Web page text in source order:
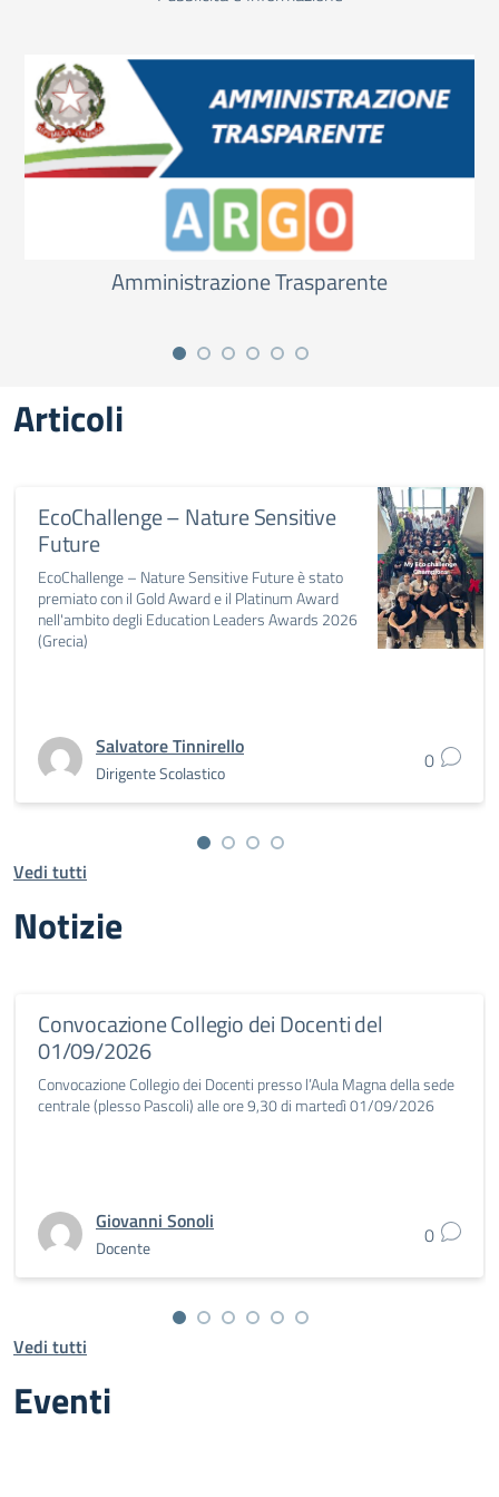
Amministrazione Trasparente
Articoli
EcoChallenge – Nature Sensitive
Future
EcoChallenge – Nature Sensitive Future è stato
premiato con il Gold Award e il Platinum Award
nell'ambito degli Education Leaders Awards 2026
(Grecia)
Salvatore Tinnirello
Dirigente Scolastico 0
Vedi tutti
Notizie
Convocazione Collegio dei Docenti del
01/09/2026
Convocazione Collegio dei Docenti presso l’Aula Magna della sede
centrale (plesso Pascoli) alle ore 9,30 di martedì 01/09/2026
Giovanni Sonoli
Docente 0
Vedi tutti
Eventi